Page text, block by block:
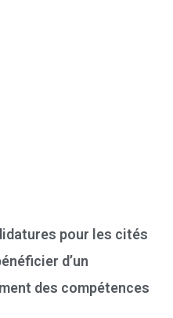
pour les cités
d’un
des compétences